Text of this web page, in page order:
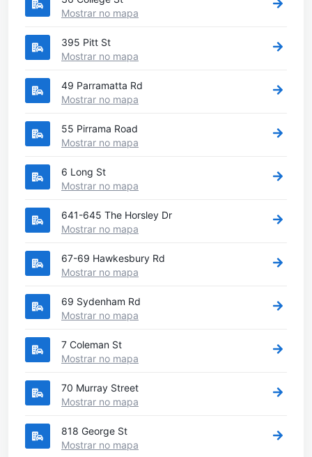
Mostrar no mapa
395 Pitt St
Mostrar no mapa
49 Parramatta Rd
Mostrar no mapa
55 Pirrama Road
Mostrar no mapa
6 Long St
Mostrar no mapa
641-645 The Horsley Dr
Mostrar no mapa
67-69 Hawkesbury Rd
Mostrar no mapa
69 Sydenham Rd
Mostrar no mapa
7 Coleman St
Mostrar no mapa
70 Murray Street
Mostrar no mapa
818 George St
Mostrar no mapa